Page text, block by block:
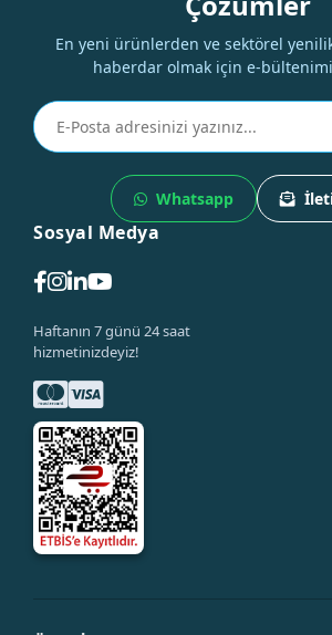
En yeni ürünlerden ve sektörel
haberdar olmak için e-
Whatsapp
Sosyal Medya
Haftanın 7 günü 24 saat
hizmetinizdeyiz!